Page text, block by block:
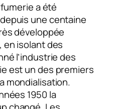
a été
une centaine
développée
en isolant des
l’industrie des
est un des premiers
mondialisation.
1950 la